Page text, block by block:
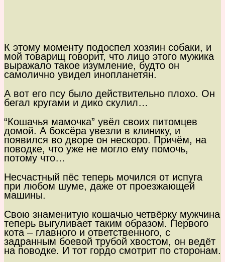
К этому моменту подоспел хозяин собаки, и
мой товарищ говорит, что лицо этого мужика
выражало такое изумление, будто он
самолично увидел инопланетян.
А вот его псу было действительно плохо. Он
бегал кругами и дико скулил…
“Кошачья мамочка” увёл своих питомцев
домой. А боксёра увезли в клинику, и
появился во дворе он нескоро. Причём, на
поводке, что уже не могло ему помочь,
потому что…
Несчастный пёс теперь мочился от испуга
при любом шуме, даже от проезжающей
машины.
Свою знаменитую кошачью четвёрку мужчина
теперь выгуливает таким образом. Первого
кота – главного и ответственного, с
задранным боевой трубой хвостом, он ведёт
на поводке. И тот гордо смотрит по сторонам.